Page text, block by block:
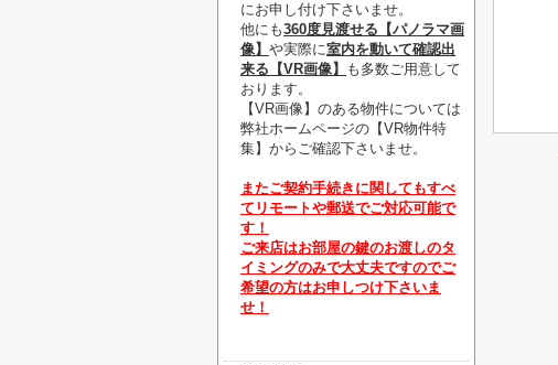
にお申し付け下さいませ。
他にも360度見渡せる【パノラマ画
像】 や実際に室内を動いて確認出
来る【VR画像】
も多数ご用意して
おります。
【VR画像】のある物件については
弊社ホームページの【VR物件特
集】からご確認下さいませ。
またご契約手続きに関してもすべ
てリモートや郵送でご対応可能で
す！
ご来店はお部屋の鍵のお渡しのタ
イミングのみで大丈夫ですのでご
希望の方はお申しつけ下さいま
せ！